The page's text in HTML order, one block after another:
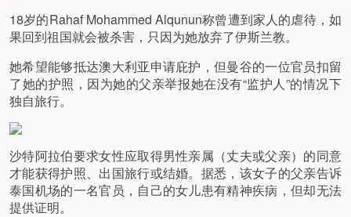
18岁的Rahaf Mohammed Alqunun称曾遭到家人的虐待，如
果回到祖国就会被杀害，只因为她放弃了伊斯兰教。
她希望能够抵达澳大利亚申请庇护，但曼谷的一位官员扣留
了她的护照，因为她的父亲举报她在没有“监护人”的情况下
独自旅行。
沙特阿拉伯要求女性应取得男性亲属（丈夫或父亲）的同意
才能获得护照、出国旅行或结婚。据悉，该女子的父亲告诉
泰国机场的一名官员，自己的女儿患有精神疾病，但却无法
提供证明。